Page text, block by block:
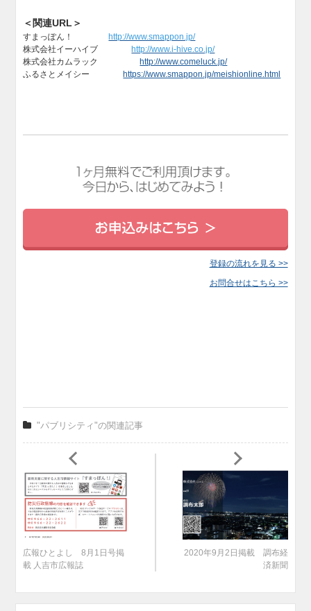
＜関連URL＞
すまっぽん！
http://www.smappon.jp/
株式会社イーハイブ
http://www.i-hive.co.jp/
株式会社カムラック
http://www.comeluck.jp/
ふるさとメイシー
https://www.smappon.jp/meishionline.html
登録の流れを見る >>
お問合せはこちら >>
"パブリシティ"の関連記事
広報ひとよし 8月1日号掲
載 人吉市広報誌
2020年9月2日掲載 調布経
済新聞